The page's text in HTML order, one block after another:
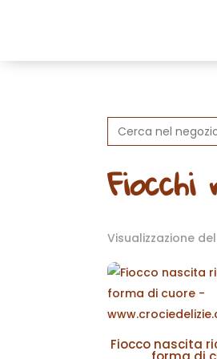
Search
for:
Visualizzazione
Fiocco nascita